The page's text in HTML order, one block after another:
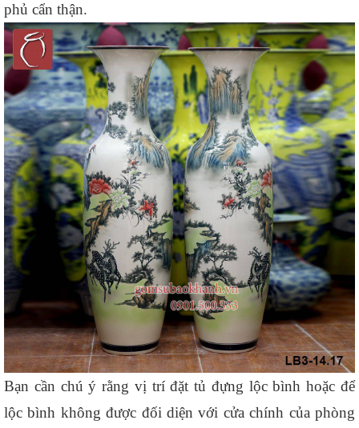
phủ cẩn thận.
Bạn cần chú ý rằng vị trí đặt tủ đựng lộc bình hoặc để
lộc bình không được đối diện với cửa chính của phòng